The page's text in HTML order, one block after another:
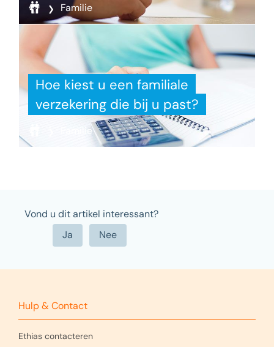
Familie
Hoe kiest u een familiale
verzekering die bij u past?
Familie
Vond u dit artikel interessant?
Hulp & Contact
Ethias contacteren